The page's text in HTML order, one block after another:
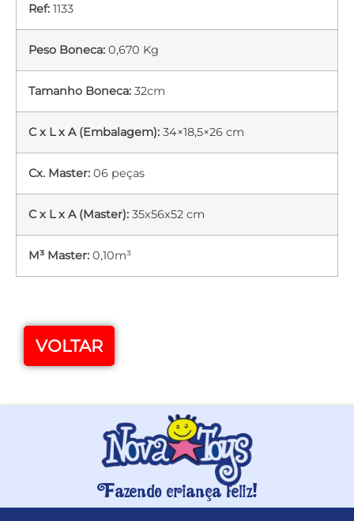
Ref: 1133
Peso Boneca: 0,670 Kg
Tamanho Boneca: 32cm
C x L x A (Embalagem): 34×18,5×26 cm
Cx. Master: 06 peças
C x L x A (Master): 35x56x52 cm
M³ Master: 0,10m³
VOLTAR
Fazendo criança feliz!